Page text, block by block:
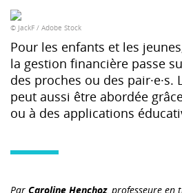
© JackF / Adobe Stock
Pour les enfants et les
la gestion financière passe
des proches ou des
peut aussi être abordée
ou à des applications
Par Caroline Henchoz, professeure en